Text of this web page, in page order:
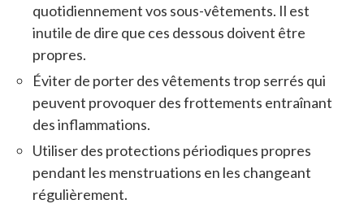
quotidiennement vos sous-vêtements. Il est
inutile de dire que ces dessous doivent être
propres.
Éviter de porter des vêtements trop serrés qui
peuvent provoquer des frottements entraînant
des inflammations.
Utiliser des protections périodiques propres
pendant les menstruations en les changeant
régulièrement.